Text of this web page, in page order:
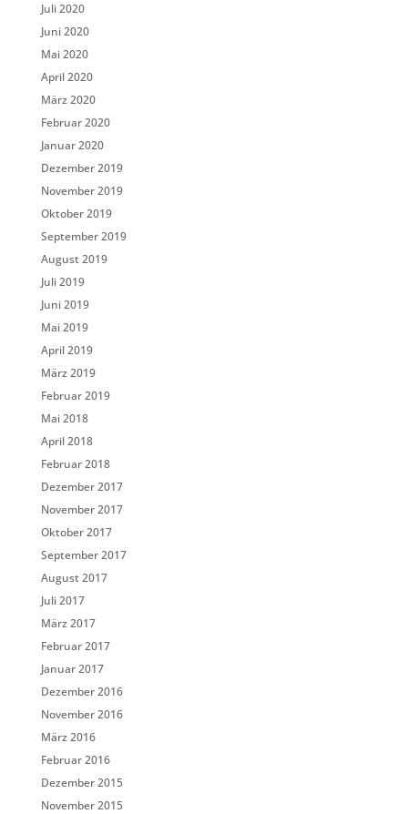
Juli 2020
Juni 2020
Mai 2020
April 2020
März 2020
Februar 2020
Januar 2020
Dezember 2019
November 2019
Oktober 2019
September 2019
August 2019
Juli 2019
Juni 2019
Mai 2019
April 2019
März 2019
Februar 2019
Mai 2018
April 2018
Februar 2018
Dezember 2017
November 2017
Oktober 2017
September 2017
August 2017
Juli 2017
März 2017
Februar 2017
Januar 2017
Dezember 2016
November 2016
März 2016
Februar 2016
Dezember 2015
November 2015